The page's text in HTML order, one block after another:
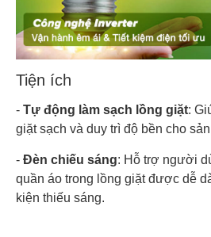
Tiện ích
- Tự động làm sạch lồng giặt:
giặt sạch và duy trì độ bền cho
- Đèn chiếu sáng: Hỗ trợ người
quần áo trong lồng giặt được dễ
kiện thiếu sáng.